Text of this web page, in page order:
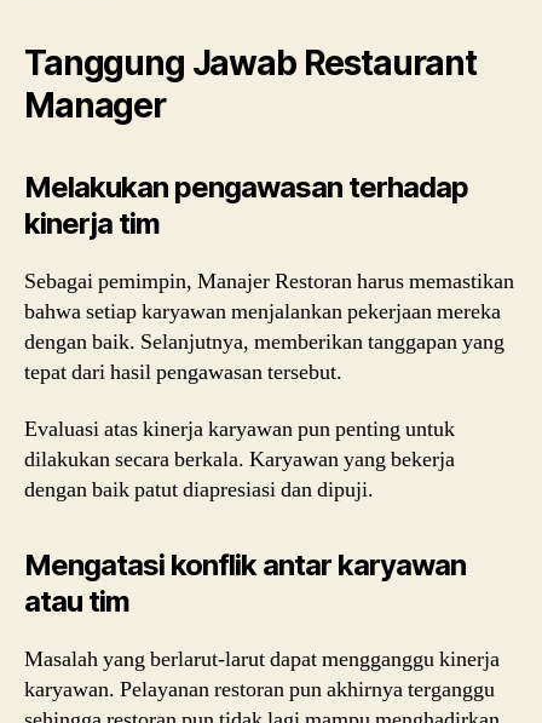
Tanggung Jawab Restaurant
Manager
Melakukan pengawasan terhadap
kinerja tim
Sebagai pemimpin, Manajer Restoran harus memastikan
bahwa setiap karyawan menjalankan pekerjaan mereka
dengan baik. Selanjutnya, memberikan tanggapan yang
tepat dari hasil pengawasan tersebut.
Evaluasi atas kinerja karyawan pun penting untuk
dilakukan secara berkala. Karyawan yang bekerja
dengan baik patut diapresiasi dan dipuji.
Mengatasi konflik antar karyawan
atau tim
Masalah yang berlarut-larut dapat mengganggu kinerja
karyawan. Pelayanan restoran pun akhirnya terganggu